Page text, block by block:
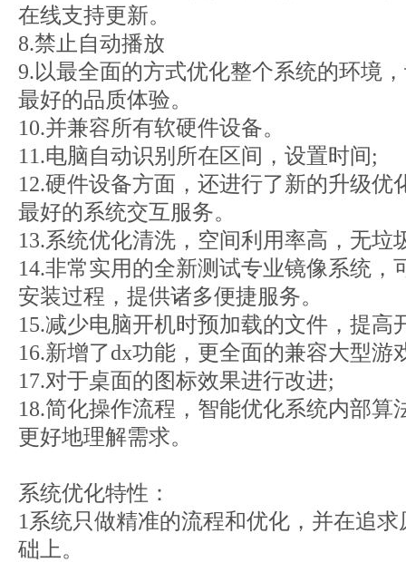
在线支持更新。
8.禁止自动播放
9.以最全面的方式优化整个系统的环境
最好的品质体验。
10.并兼容所有软硬件设备。
11.电脑自动识别所在区间，设置时间;
12.硬件设备方面，还进行了新的升级优
最好的系统交互服务。
13.系统优化清洗，空间利用率高，无垃
14.非常实用的全新测试专业镜像系统，
安装过程，提供诸多便捷服务。
15.减少电脑开机时预加载的文件，提高
16.新增了dx功能，更全面的兼容大型游
17.对于桌面的图标效果进行改进;
18.简化操作流程，智能优化系统内部算
更好地理解需求。
系统优化特性：
1系统只做精准的流程和优化，并在追
础上。